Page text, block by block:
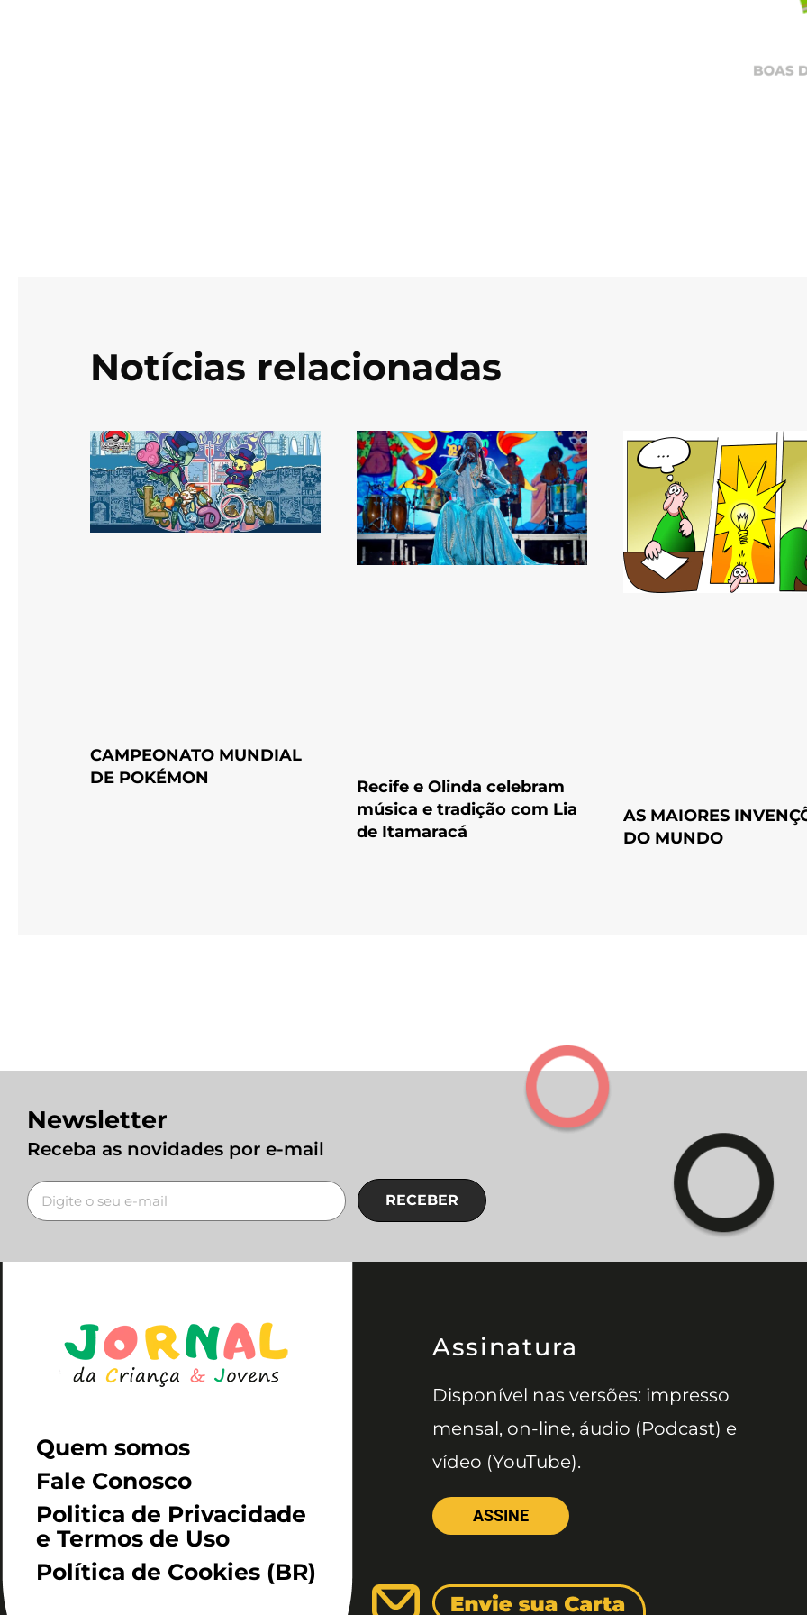
Notícias relacionadas
CAMPEONATO MUNDIAL
DE POKÉMON
Recife e Olinda celebram
música e tradição com Lia
de Itamaracá
AS MAIORES
DO MUNDO
Newsletter
Receba as novidades por e-mail
RECEBER
Quem somos
Fale Conosco
Politica de Privacidade
e Termos de Uso
Política de Cookies (BR)
Assinatura
Disponível nas versões: impresso
mensal, on-line, áudio (Podcast) e
vídeo (YouTube).
ASSINE